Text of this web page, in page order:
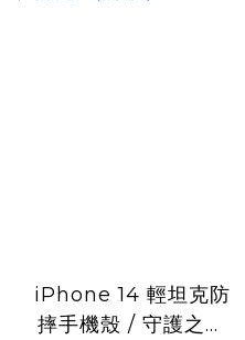
iPhone 14 輕坦克防
摔手機殼 / 守護之星